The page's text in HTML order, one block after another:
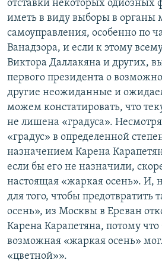
отставки некоторых одиозных
иметь в виду выборы в органы
самоуправления, особенно по
Ванадзора, и если к этому
Виктора Даллакяна и других,
первого президента о
другие неожиданные и
можем констатировать, что
не лишена «градуса». Несмотря
«градус» в определенной
назначением Карена
если бы его не назначили,
настоящая «жаркая осень». И,
для того, чтобы
осень», из Москвы в Ереван
Карена Карапетяна, потому
возможная «жаркая осень»
«цветной»».